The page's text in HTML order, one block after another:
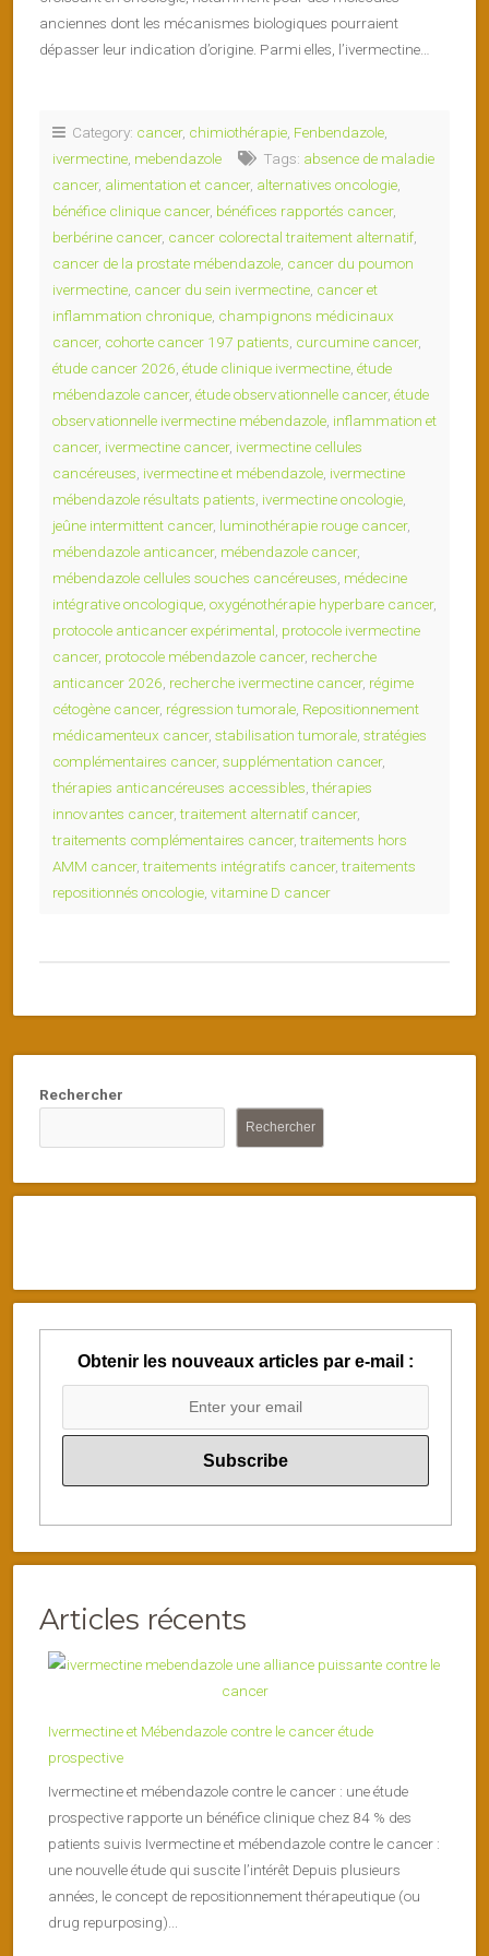
anciennes dont les mécanismes biologiques pourraient
dépasser leur indication d’origine. Parmi elles, l’ivermectine…
Category: cancer, chimiothérapie Fenbendazole
ivermectine mebendazole Tags: absence de maladie
cancer, alimentation et cancer, alternatives oncologie
bénéfice clinique cancer, bénéfices rapportés cancer,
berbérine cancer, cancer colorectal traitement alternatif
cancer de la prostate mébendazole cancer du poumon
ivermectine cancer du sein ivermectine cancer et
inflammation chronique champignons médicinaux
cancer, cohorte cancer 197 patients curcumine cancer,
étude cancer 2026 étude clinique ivermectine étude
mébendazole cancer, étude observationnelle cancer, étude
observationnelle ivermectine mébendazole inflammation et
cancer, ivermectine cancer, ivermectine cellules
cancéreuses ivermectine et mébendazole ivermectine
mébendazole résultats patients ivermectine oncologie
jeûne intermittent cancer, luminothérapie rouge cancer,
mébendazole anticancer, mébendazole cancer,
mébendazole cellules souches cancéreuses médecine
intégrative oncologique oxygénothérapie hyperbare cancer,
protocole anticancer expérimental protocole ivermectine
cancer, protocole mébendazole cancer, recherche
anticancer 2026 recherche ivermectine cancer, régime
cétogène cancer, régression tumorale Repositionnement
médicamenteux cancer, stabilisation tumorale stratégies
complémentaires cancer, supplémentation cancer,
thérapies anticancéreuses accessibles ,thérapies
innovantes cancer,traitement alternatif cancer,
traitements complémentaires cancer,traitements hors
AMM cancer,traitements intégratifs cancer,traitements
repositionnés oncologie vitamine D cancer
Rechercher
Rechercher
Obtenir les nouveaux articles par e-mail :
Articles récents
Ivermectine et Mébendazole contre le cancer étude
prospective
Ivermectine et mébendazole contre le cancer : une étude
prospective rapporte un bénéfice clinique chez 84 % des
patients suivis Ivermectine et mébendazole contre le cancer :
une nouvelle étude qui suscite l’intérêt Depuis plusieurs
années, le concept de repositionnement thérapeutique (ou
drug repurposing)...